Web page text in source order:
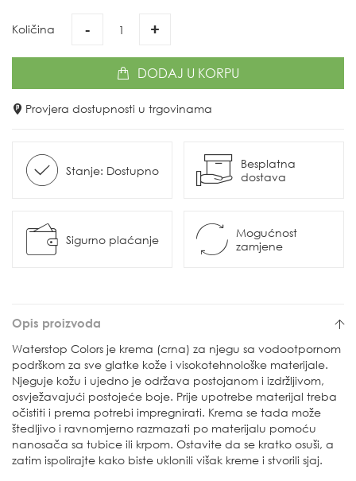
Količina - +
DODAJ U KORPU
Provjera dostupnosti u trgovinama
Stanje: Dostupno
Besplatna
dostava
Sigurno plaćanje
Mogućnost
zamjene
Opis proizvoda
Waterstop Colors je krema (crna) za njegu sa vodootpornom
podrškom za sve glatke kože i visokotehnološke materijale.
Njeguje kožu i ujedno je održava postojanom i izdržljivom,
osvježavajući postojeće boje. Prije upotrebe materijal treba
očistiti i prema potrebi impregnirati. Krema se tada može
štedljivo i ravnomjerno razmazati po materijalu pomoću
nanosača sa tubice ili krpom. Ostavite da se kratko osuši, a
zatim ispolirajte kako biste uklonili višak kreme i stvorili sjaj.